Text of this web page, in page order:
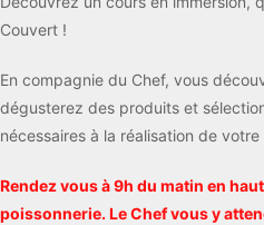
Couvert !
En compagnie du Chef, vous
dégusterez des produits et
nécessaires à la réalisation de votre
Rendez vous à 9h du matin en
poissonnerie. Le Chef vous y